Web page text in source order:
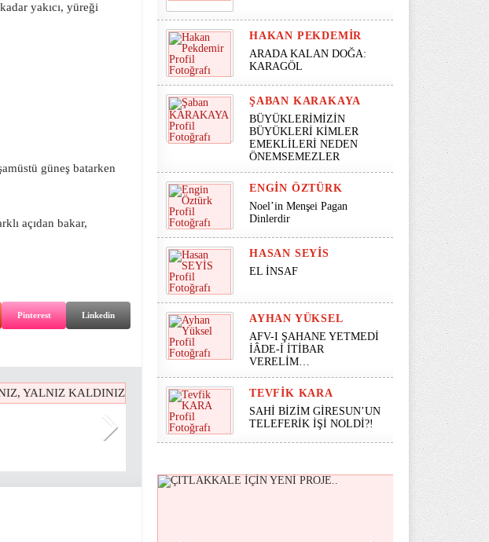
yakıcı, yüreği
güneş batarken
açıdan bakar,
Pinterest Linkedin
HAKAN PEKDEMIR
ARADA KALAN DOĞA:
KARAGÖL
ŞABAN KARAKAYA
BÜYÜKLERİMİZİN
BÜYÜKLERİ KİMLER
EMEKLİLERİ NEDEN
ÖNEMSEMEZLER
ENGIN ÖZTÜRK
Noel’in Menşei Pagan
Dinlerdir
HASAN SEYİS
EL İNSAF
AYHAN YÜKSEL
AFV-I ŞAHANE YETMEDİ
İÂDE-İ İTİBAR
VERELİM…
TEVFIK KARA
SAHİ BİZİM GİRESUN’UN
TELEFERİK İŞİ NOLDİ?!